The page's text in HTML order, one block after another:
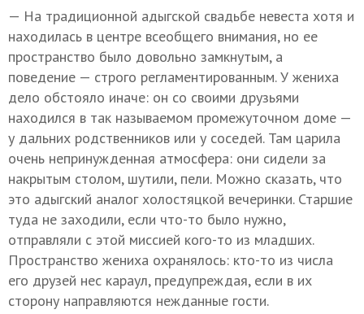
— На традиционной адыгской свадьбе невеста хотя и
находилась в центре всеобщего внимания, но ее
пространство было довольно замкнутым, а
поведение — строго регламентированным. У жениха
дело обстояло иначе: он со своими друзьями
находился в так называемом промежуточном доме —
у дальних родственников или у соседей. Там царила
очень непринужденная атмосфера: они сидели за
накрытым столом, шутили, пели. Можно сказать, что
это адыгский аналог холостяцкой вечеринки. Старшие
туда не заходили, если что-то было нужно,
отправляли с этой миссией кого-то из младших.
Пространство жениха охранялось: кто-то из числа
его друзей нес караул, предупреждая, если в их
сторону направляются нежданные гости.